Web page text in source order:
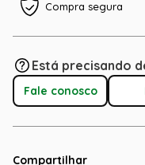
Compra segura
Está precisando
Fale conosco
Compartilhar